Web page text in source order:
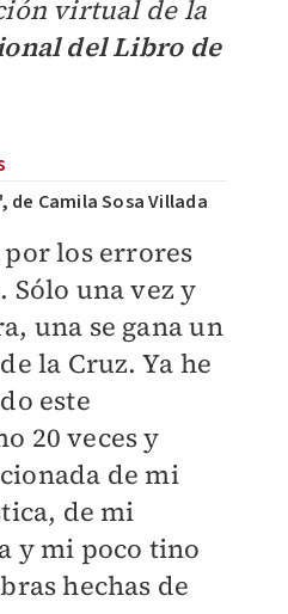
virtual de la
del Libro de
de Camila Sosa Villada
los errores
Sólo una vez y
una se gana un
la Cruz. Ya he
este
20 veces y
de mi
de mi
y mi poco tino
hechas de